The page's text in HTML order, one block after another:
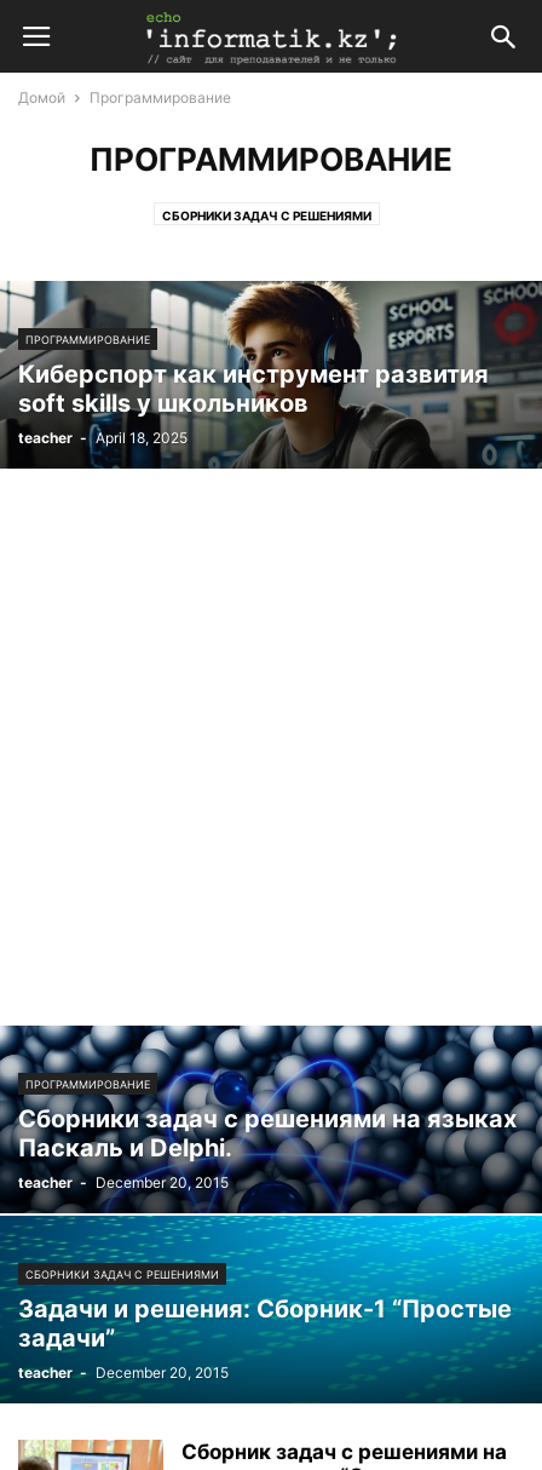
Домой Программирование
ПРОГРАММИРОВАНИЕ
СБОРНИКИ ЗАДАЧ С РЕШЕНИЯМИ
ПРОГРАММИРОВАНИЕ
Киберспорт как инструмент развития
soft skills у школьников
teacher - April 18, 2025
ПРОГРАММИРОВАНИЕ
Сборники задач с решениями на языках
Паскаль и Delphi.
teacher - December 20, 2015
СБОРНИКИ ЗАДАЧ С РЕШЕНИЯМИ
Задачи и решения: Сборник-1 “Простые
задачи”
teacher - December 20, 2015
Сборник задач с решениями на